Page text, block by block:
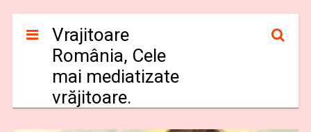
Vrajitoare
România, Cele
mai mediatizate
vrăjitoare.